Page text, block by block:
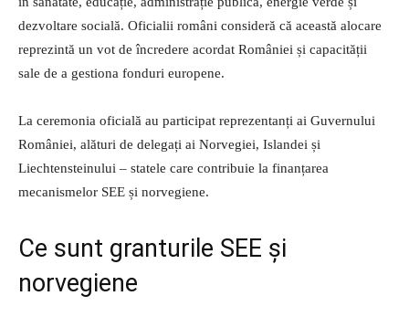
dezvoltare socială. Oficialii români consideră că această alocare
reprezintă un vot de încredere acordat României și capacității
sale de a gestiona fonduri europene.
La ceremonia oficială au participat reprezentanți ai Guvernului
României, alături de delegați ai Norvegiei, Islandei și
Liechtensteinului – statele care contribuie la finanțarea
mecanismelor SEE și norvegiene.
Ce sunt granturile SEE și
norvegiene